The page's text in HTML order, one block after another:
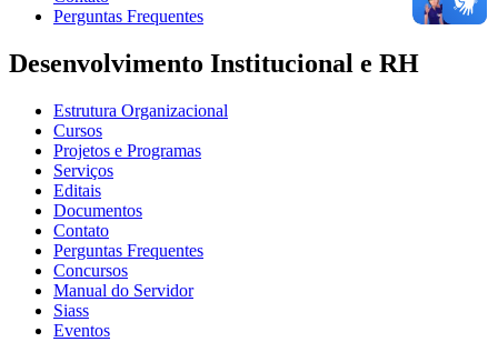
Perguntas Frequentes
Desenvolvimento Institucional e RH
Estrutura Organizacional
Cursos
Projetos e Programas
Serviços
Editais
Documentos
Contato
Perguntas Frequentes
Concursos
Manual do Servidor
Siass
Eventos